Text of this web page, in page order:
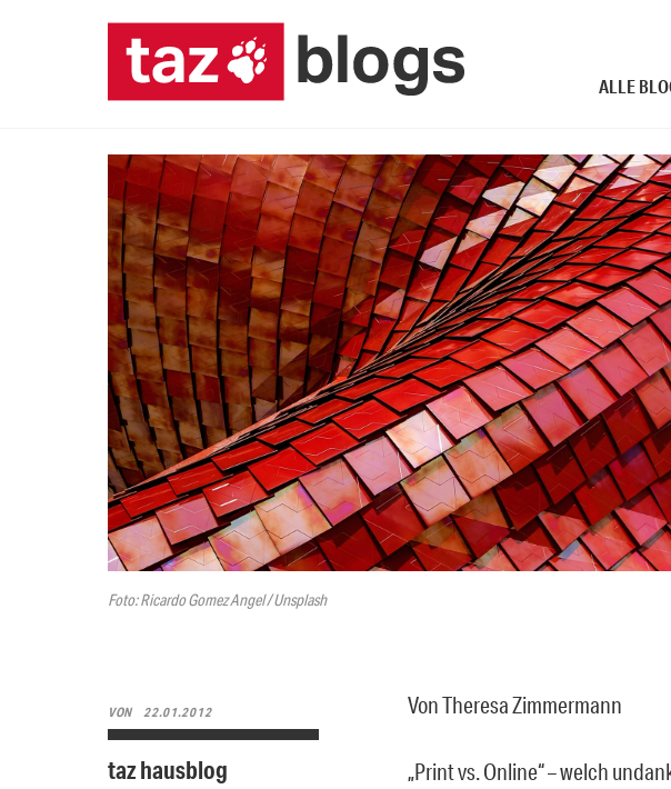
ALLE
Foto: Ricardo Gomez Angel / Unsplash
VON 22.01.2012
taz hausblog
Von Theresa Zimmermann
„Print vs. Online“ – welch